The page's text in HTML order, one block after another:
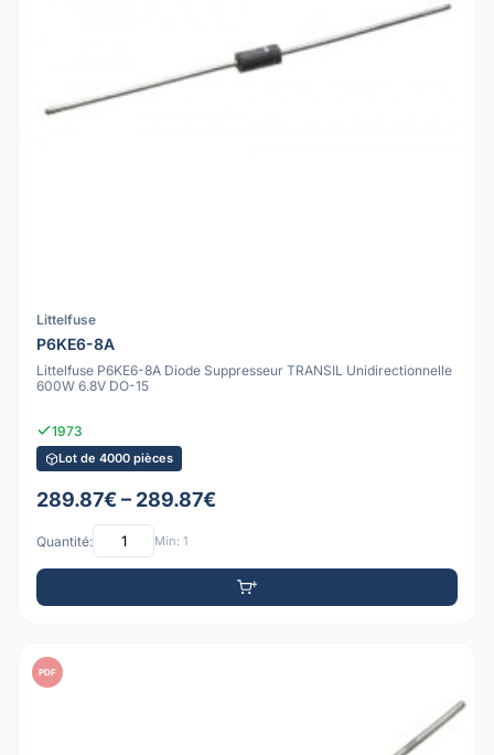
Littelfuse
P6KE6-8A
Littelfuse P6KE6-8A Diode Suppresseur TRANSIL Unidirectionnelle
600W 6.8V DO-15
1973
Lot de 4000 pièces
289.87€ – 289.87€
Quantité: Min: 1
PDF